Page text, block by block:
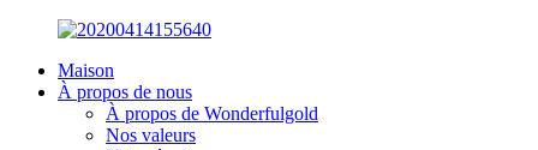
Maison
À propos de nous
À propos de Wonderfulgold
Nos valeurs